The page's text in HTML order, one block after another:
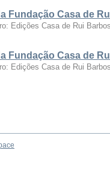
Fundação Casa de
Edições Casa de Rui
Fundação Casa de
Edições Casa de Rui